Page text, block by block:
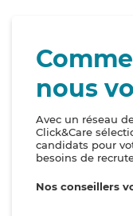
nous
Avec un réseau
Click&Care
candidats pour
besoins de
Nos conseillers